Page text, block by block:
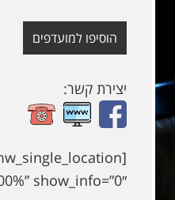
הוסיפו למועדפים
יצירת קשר:
show_info=”0″]